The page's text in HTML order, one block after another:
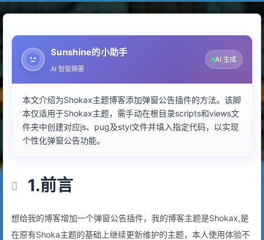
Sunshine的小助手
AI 智能摘要
AI 生成
本文介绍为Shokax主题博客添加弹窗公告插件的方法。该脚
本仅适用于Shokax主题，需手动在根目录scripts和views文
件夹中创建对应js、pug及styl文件并填入指定代码，以实现
个性化弹窗公告功能。
1.前言
想给我的博客增加一个弹窗公告插件，我的博客主题是Shokax,是
在原有Shoka主题的基础上继续更新维护的主题，本人使用体验不